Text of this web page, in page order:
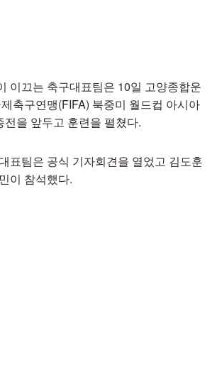
이끄는 축구대표팀은 10일 고양종합운
축구연맹(FIFA) 북중미 월드컵 아시아
전을 앞두고 훈련을 펼쳤다.
표팀은 공식 기자회견을 열었고 김도훈
이 참석했다.